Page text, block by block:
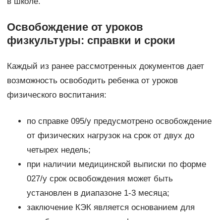
Освобождение от уроков
физкультуры: справки и сроки
Каждый из ранее рассмотренных документов дает
возможность освободить ребенка от уроков
физического воспитания:
по справке 095/у предусмотрено освобождение
от физических нагрузок на срок от двух до
четырех недель;
при наличии медицинской выписки по форме
027/у срок освобождения может быть
установлен в диапазоне 1-3 месяца;
заключение КЭК является основанием для